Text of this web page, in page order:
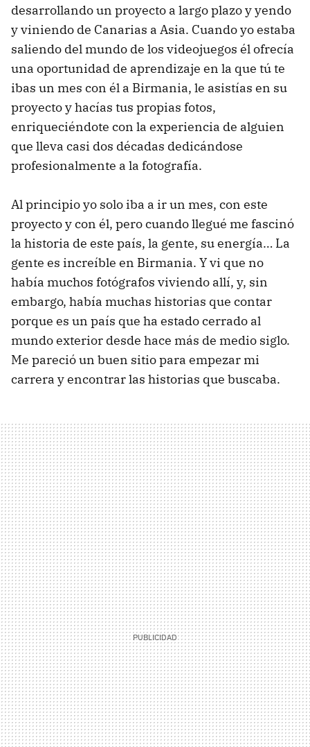
desarrollando un proyecto a largo plazo y yendo
y viniendo de Canarias a Asia. Cuando yo estaba
saliendo del mundo de los videojuegos él ofrecía
una oportunidad de aprendizaje en la que tú te
ibas un mes con él a Birmania, le asistías en su
proyecto y hacías tus propias fotos,
enriqueciéndote con la experiencia de alguien
que lleva casi dos décadas dedicándose
profesionalmente a la fotografía.
Al principio yo solo iba a ir un mes, con este
proyecto y con él, pero cuando llegué me fascinó
la historia de este país, la gente, su energía… La
gente es increíble en Birmania. Y vi que no
había muchos fotógrafos viviendo allí, y, sin
embargo, había muchas historias que contar
porque es un país que ha estado cerrado al
mundo exterior desde hace más de medio siglo.
Me pareció un buen sitio para empezar mi
carrera y encontrar las historias que buscaba.